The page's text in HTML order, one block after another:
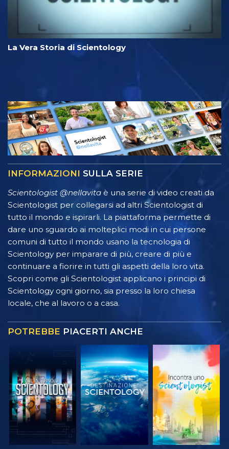
La Vera Storia di Scientology
INFORMAZIONI SULLA SERIE
Scientologist @nellavita è una serie di video creati da
Scientologist per collegarsi ad altri Scientologist di
tutto il mondo e ispirarli. La piattaforma permette di
dare uno sguardo ai molteplici modi in cui persone
comuni di tutto il mondo usano la tecnologia di
Scientology per imparare di più, creare di più e
continuare a fiorire in tutti gli aspetti della loro vita.
Scopri come gli Scientologist applicano i principi di
Scientology ogni giorno, sia presso la loro chiesa
locale, che al lavoro o a casa.
POTREBBE PIACERTI ANCHE